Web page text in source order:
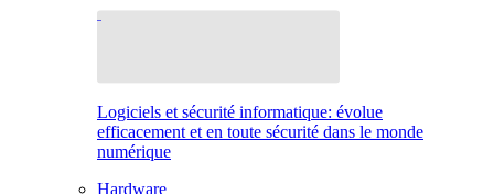
Logiciels et sécurité informatique: évolue
efficacement et en toute sécurité dans le monde
numérique
Hardware